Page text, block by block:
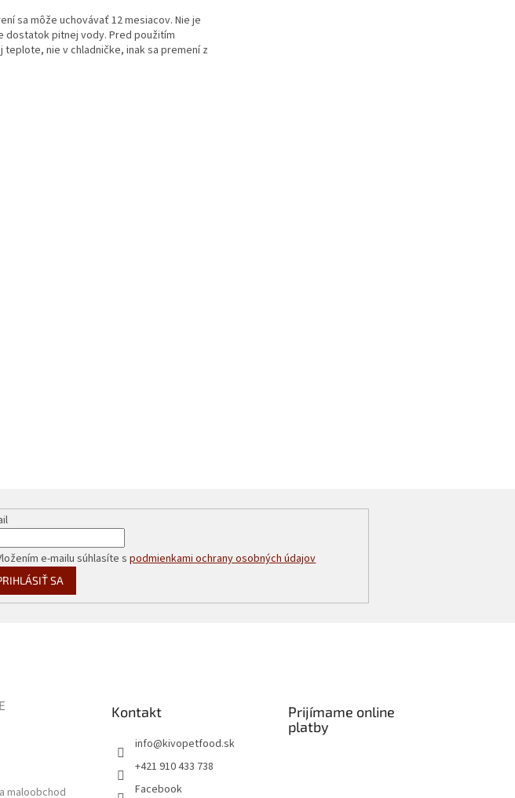
sa môže uchovávať 12 mesiacov. Nie je
dostatok pitnej vody. Pred použitím
nie v chladničke, inak sa premení z
e-mailu súhlasíte spodmienkami ochrany osobných údajov
SA
maloobchod
Kontakt
info@kivopetfood.sk
+421 910 433 738
Facebook
Prijímame online
platby